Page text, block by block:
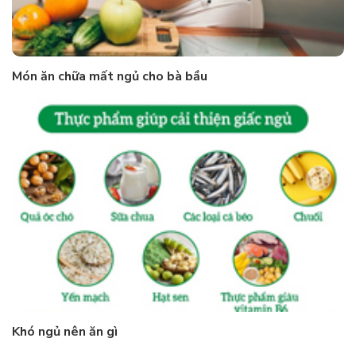
Món ăn chữa mất ngủ cho bà bầu
Khó ngủ nên ăn gì